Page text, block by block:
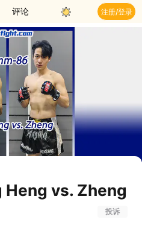
评论 注册/登录
vs. Zheng
投诉